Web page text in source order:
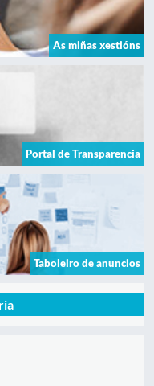
As miñas xestións
Portal de Transparencia
Taboleiro de anuncios